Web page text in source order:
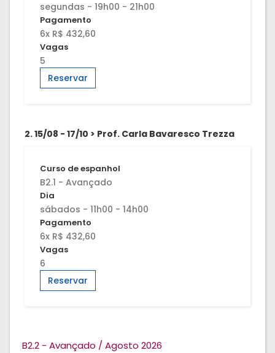
segundas - 19h00 - 21h00
Pagamento
6x R$ 432,60
Vagas
5
Reservar
2. 15/08 - 17/10 > Prof. Carla Bavaresco Trezza
Curso de espanhol
B2.1 - Avançado
Dia
sábados - 11h00 - 14h00
Pagamento
6x R$ 432,60
Vagas
6
Reservar
B2.2 - Avançado / Agosto 2026